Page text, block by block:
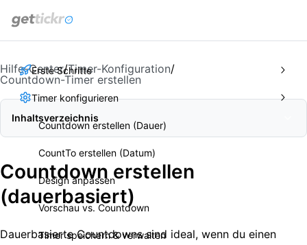
get tickr
Erste Schritte
Timer konfigurieren
Countdown erstellen (Dauer)
CountTo erstellen (Datum)
Design anpassen
Vorschau vs. Countdown
Timer speichern & verwalten
Hilfe-Center/Timer-Konfiguration/
Countdown-Timer erstellen
Inhaltsverzeichnis
Countdown erstellen
(dauerbasiert)
Dauerbasierte Countdowns sind ideal, wenn du einen